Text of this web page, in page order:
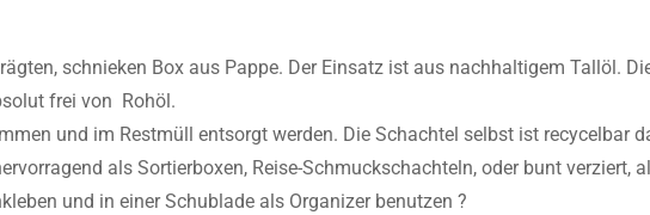
schnieken Box aus Pappe. Der Einsatz ist aus nachhaltigem Tallöl.
frei von Rohöl.
und im Restmüll entsorgt werden. Die Schachtel selbst ist recycelbar
als Sortierboxen, Reise-Schmuckschachteln, oder bunt verziert,
und in einer Schublade als Organizer benutzen ?